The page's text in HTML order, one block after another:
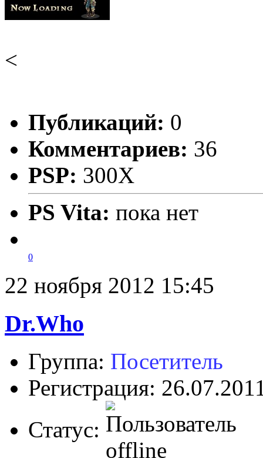
<
Публикаций: 0
Комментариев: 36
PSP: 300X
PS Vita: пока нет
0
22 ноября 2012 15:45
Dr.Who
Группа: Посетитель
Регистрация:
Статус: